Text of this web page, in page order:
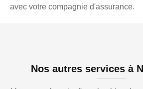
avec votre compagnie d'assurance.
Nos autres services à